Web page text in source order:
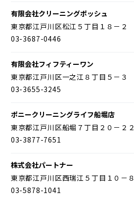
有限会社クリーニングポッシュ
東京都江戸川区松江５丁目１８－２
03-3687-0446
有限会社フィフティーワン
東京都江戸川区一之江８丁目５－３
03-3655-3245
ポニークリーニングライフ船堀店
東京都江戸川区船堀７丁目２０－２２
03-3877-7651
株式会社パートナー
東京都江戸川区西瑞江５丁目１０－８
03-5878-1041